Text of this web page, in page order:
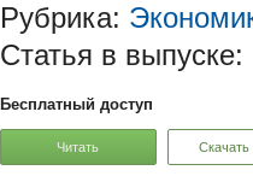
Рубрика:
Статья в выпуске:
Бесплатный доступ
Читать Скачать